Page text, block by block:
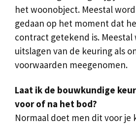
het woonobject. Meestal
gedaan op het moment dat
contract getekend is. Meestal
uitslagen van de keuring als
voorwaarden meegenomen.
Laat ik de bouwkundige
voor of na het bod?
Normaal doet men dit voor je